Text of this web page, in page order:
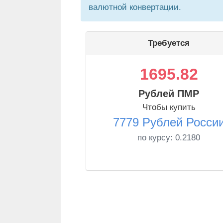
валютной конвертации.
Требуется
1695.82
Рублей ПМР
Чтобы купить
7779 Рублей
по курсу: 0.2180